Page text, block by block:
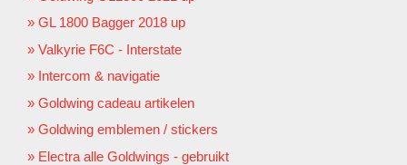
GL 1800 Bagger 2018 up
Valkyrie F6C - Interstate
Intercom & navigatie
Goldwing cadeau artikelen
Goldwing emblemen / stickers
Electra alle Goldwings - gebruikt